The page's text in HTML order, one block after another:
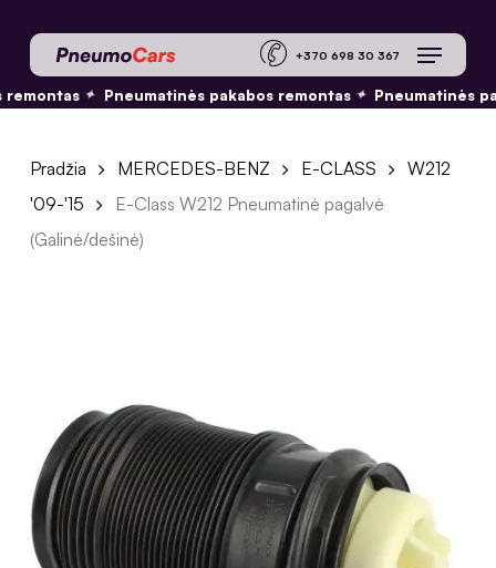
main
content
+370 698 30
Menu
✦ Pneumatinės pakabos remontas ✦ Pneumatinės
Pradžia MERCEDES-BENZ E-CLASS
W212
'09-'15
E-Class W212 Pneumatinė pagalvė
(Galinė/dešinė)